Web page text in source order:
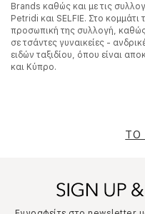
Brands καθώς και με τις
Petridi και SELFIE. Στο κομμάτι
προσωπική της συλλογή, καθώς
σε τσάντες γυναικείες -
ειδών ταξιδίου, όπου είναι
και Κύπρο.
TO